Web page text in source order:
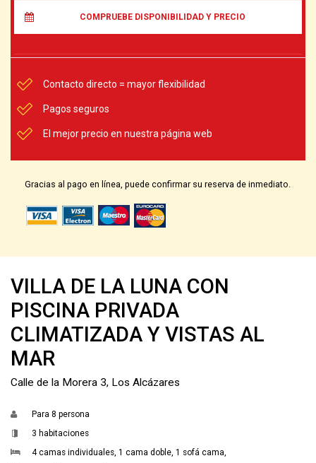
COMPRUEBE DISPONIBILIDAD Y PRECIO
Contacto directo = mayor flexibilidad
Pagos seguros
El mejor precio en nuestra página web
Gracias al pago en línea, puede confirmar su reserva de inmediato.
VILLA DE LA LUNA CON
PISCINA PRIVADA
CLIMATIZADA Y VISTAS AL
MAR
Calle de la Morera 3, Los Alcázares
Para 8 persona
3 habitaciones
4 camas individuales, 1 cama doble, 1 sofá cama,